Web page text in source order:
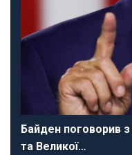
Байден поговорив
та Великої…